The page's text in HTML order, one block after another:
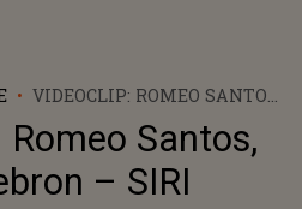
VIDEOCLIP: ROMEO SANTOS,
CHRIS LEBRON – SIRI
Romeo Santos,
– SIRI